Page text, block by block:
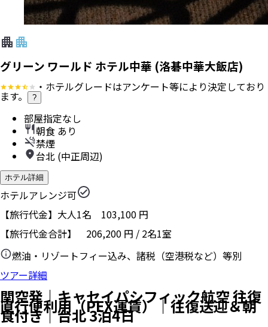
グリーン ワールド ホテル中華 (洛碁中華大飯店)
・ホテルグレードはアンケート等により決定しており
ます。 ?
部屋指定なし
朝食 あり
禁煙
台北 (中正周辺)
ホテル詳細
ホテルアレンジ可
【旅行代金】大人1名 103,100 円
【旅行代金合計】 206,200 円 / 2名1室
燃油・リゾートフィー込み、諸税（空港税など）等別
ツアー詳細
関空発｜キャセイパシフィック航空 往復
直行便利用（PEX運賃）｜往復送迎＆朝
食付き｜台北 3泊4日